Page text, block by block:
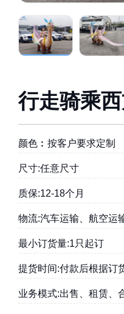
行走骑乘
颜色︰按客户要求定制
尺寸:任意尺寸
质保:12-18个月
物流:汽车运输、航空运
最小订货量:1只起订
提货时间:付款后根据订
业务模式:出售、租赁、